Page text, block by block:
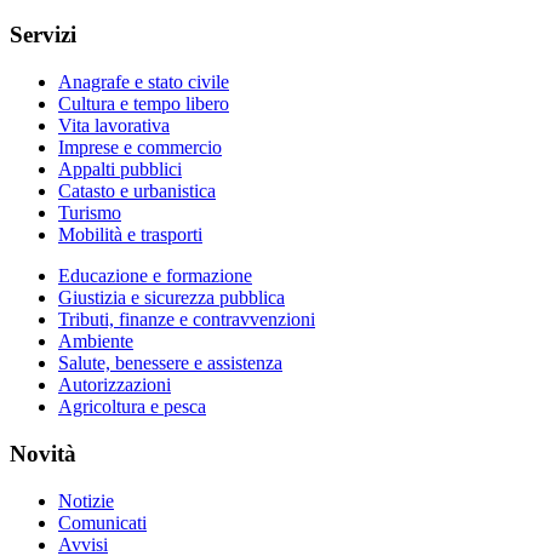
Servizi
Anagrafe e stato civile
Cultura e tempo libero
Vita lavorativa
Imprese e commercio
Appalti pubblici
Catasto e urbanistica
Turismo
Mobilità e trasporti
Educazione e formazione
Giustizia e sicurezza pubblica
Tributi, finanze e contravvenzioni
Ambiente
Salute, benessere e assistenza
Autorizzazioni
Agricoltura e pesca
Novità
Notizie
Comunicati
Avvisi